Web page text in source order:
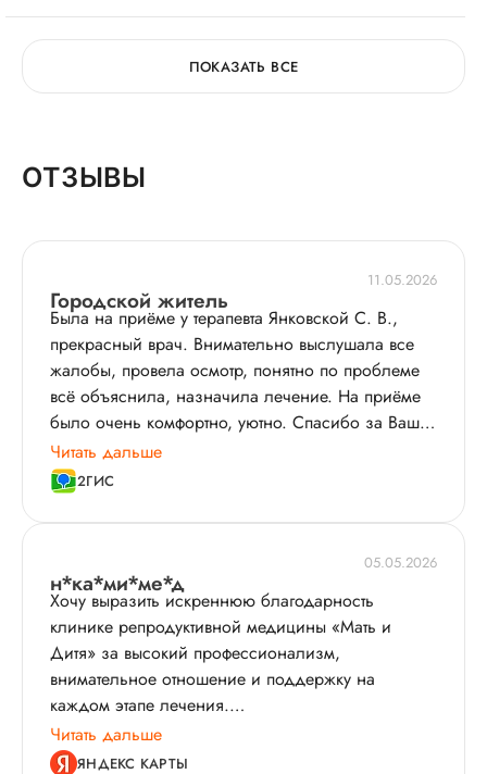
ПОКАЗАТЬ ВСЕ
ОТЗЫВЫ
11.05.2026
Городской житель
Была на приёме у терапевта Янковской С. В.,
прекрасный врач. Внимательно выслушала все
жалобы, провела осмотр, понятно по проблеме
всё объяснила, назначила лечение. На приёме
было очень комфортно, уютно. Спасибо за Ваш
труд!
Читать дальше
2ГИС
05.05.2026
н*ка*ми*ме*д
Хочу выразить искреннюю благодарность
клинике репродуктивной медицины «Мать и
Дитя» за высокий профессионализм,
внимательное отношение и поддержку на
каждом этапе лечения.
Обращение в клинику стало важным шагом на
пути к нашей мечте, и с первых дней мы
Читать дальше
ЯНДЕКС КАРТЫ